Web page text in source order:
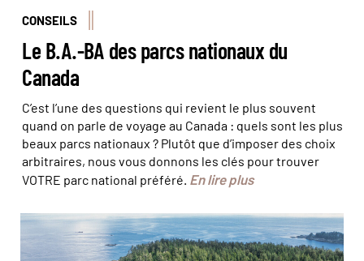
CONSEILS
Le B.A.-BA des parcs nationaux du
Canada
C’est l’une des questions qui revient le plus souvent
quand on parle de voyage au Canada : quels sont les plus
beaux parcs nationaux ? Plutôt que d’imposer des choix
arbitraires, nous vous donnons les clés pour trouver
VOTRE parc national préféré. En lire plus
© Destination BC/JF Bergeron